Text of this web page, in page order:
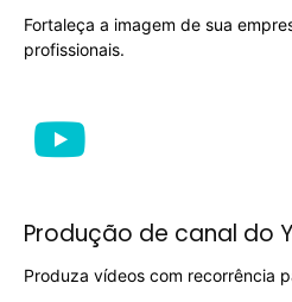
Inscreva-se
Membros
Contato
Fortaleça a imagem de sua
profissionais.
Produção de canal do
Produza vídeos com recorrência